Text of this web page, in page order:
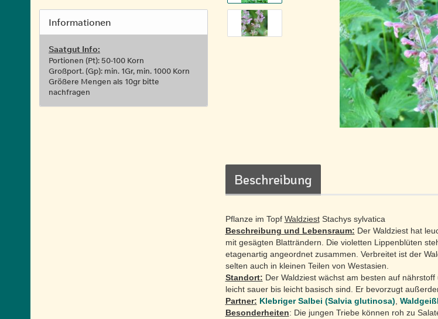
Beschreibung
Pflanze im Topf WaldziestStachys sylvatica
Beschreibung und Lebensraum: Der Waldziest hat
mit gesägten Blatträndern. Die violetten Lippenblüten
etagenartig angeordnet zusammen. Verbreitet ist der
selten auch in kleinen Teilen von Westasien.
Standort: Der Waldziest wächst am besten auf
leicht sauer bis leicht basisch sind. Er bevorzugt
Partner: Klebriger Salbei (Salvia glutinosa)
Besonderheiten: Die jungen Triebe können roh zu
Informationen
Saatgut Info:
Portionen (Pt): 50-100 Korn
Großport. (Gp): min. 1Gr, min. 1000 Korn
Größere Mengen als 10gr bitte
nachfragen